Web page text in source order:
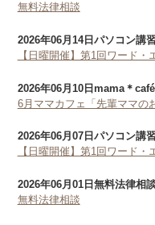
無料法律相談
2026年06月14日 パソコン講
【日曜開催】第1回ワード・
2026年06月10日mama＊café
6月ママカフェ「先輩ママの
2026年06月07日 パソコン講
【日曜開催】第1回ワード・
2026年06月01日 無料法律相
無料法律相談